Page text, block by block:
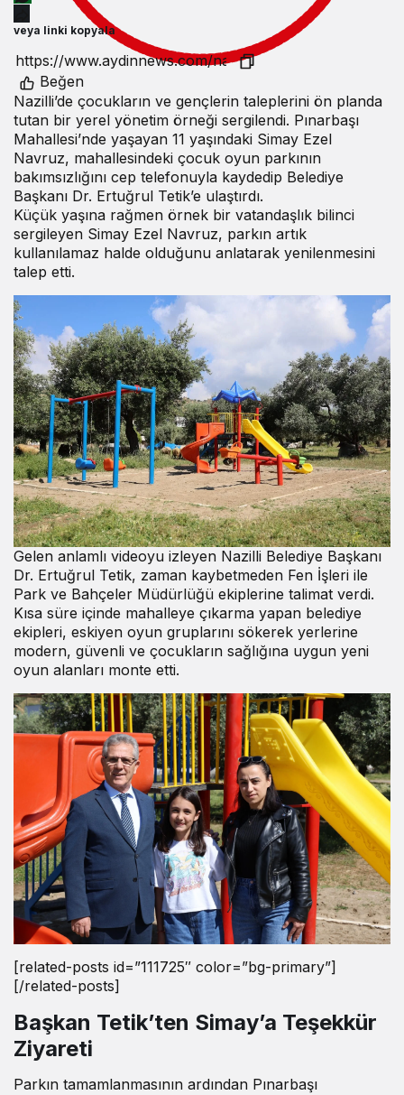
veya linki kopyala
Beğen
Nazilli’de çocukların ve gençlerin taleplerini ön planda
tutan bir yerel yönetim örneği sergilendi. Pınarbaşı
Mahallesi’nde yaşayan 11 yaşındaki Simay Ezel
Navruz, mahallesindeki çocuk oyun parkının
bakımsızlığını cep telefonuyla kaydedip Belediye
Başkanı Dr. Ertuğrul Tetik’e ulaştırdı.
Küçük yaşına rağmen örnek bir vatandaşlık bilinci
sergileyen Simay Ezel Navruz, parkın artık
kullanılamaz halde olduğunu anlatarak yenilenmesini
talep etti.
Gelen anlamlı videoyu izleyen Nazilli Belediye Başkanı
Dr. Ertuğrul Tetik, zaman kaybetmeden Fen İşleri ile
Park ve Bahçeler Müdürlüğü ekiplerine talimat verdi.
Kısa süre içinde mahalleye çıkarma yapan belediye
ekipleri, eskiyen oyun gruplarını sökerek yerlerine
modern, güvenli ve çocukların sağlığına uygun yeni
oyun alanları monte etti.
[related-posts id=”111725″ color=”bg-primary”]
[/related-posts]
Başkan Tetik’ten Simay’a Teşekkür
Ziyareti
Parkın tamamlanmasının ardından Pınarbaşı